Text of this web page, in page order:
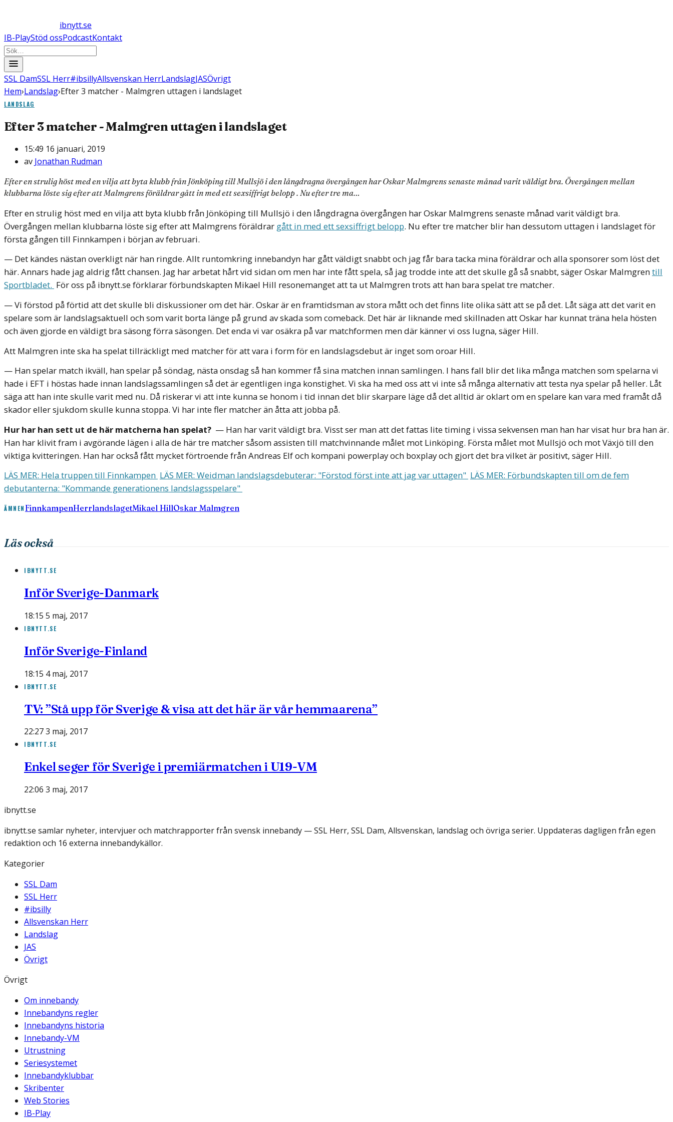
ibnytt.se
IB-PlayStöd ossPodcastKontakt
SSL DamSSL Herr#ibsillyAllsvenskan HerrLandslagJASÖvrigt
Hem›Landslag›Efter 3 matcher - Malmgren uttagen i landslaget
LANDSLAG
Efter 3 matcher - Malmgren uttagen i landslaget
15:49 16 januari, 2019
av Jonathan Rudman
Efter en strulig höst med en vilja att byta klubb från Jönköping till Mullsjö i den långdragna övergången har Oskar Malmgrens senaste månad varit väldigt bra. Övergången mellan
klubbarna löste sig efter att Malmgrens föräldrar gått in med ett sexsiffrigt belopp . Nu efter tre ma…
Efter en strulig höst med en vilja att byta klubb från Jönköping till Mullsjö i den långdragna övergången har Oskar Malmgrens senaste månad varit väldigt bra.
Övergången mellan klubbarna löste sig efter att Malmgrens föräldrar gått in med ett sexsiffrigt belopp. Nu efter tre matcher blir han dessutom uttagen i landslaget för
första gången till Finnkampen i början av februari.
— Det kändes nästan overkligt när han ringde. Allt runtomkring innebandyn har gått väldigt snabbt och jag får bara tacka mina föräldrar och alla sponsorer som löst det
här. Annars hade jag aldrig fått chansen. Jag har arbetat hårt vid sidan om men har inte fått spela, så jag trodde inte att det skulle gå så snabbt, säger Oskar Malmgrentill
Sportbladet. För oss på ibnytt.se förklarar förbundskapten Mikael Hill resonemanget att ta ut Malmgren trots att han bara spelat tre matcher.
— Vi förstod på förtid att det skulle bli diskussioner om det här. Oskar är en framtidsman av stora mått och det finns lite olika sätt att se på det. Låt säga att det varit en
spelare som är landslagsaktuell och som varit borta länge på grund av skada som comeback. Det här är liknande med skillnaden att Oskar har kunnat träna hela hösten
och även gjorde en väldigt bra säsong förra säsongen. Det enda vi var osäkra på var matchformen men där känner vi oss lugna, säger Hill.
Att Malmgren inte ska ha spelat tillräckligt med matcher för att vara i form för en landslagsdebut är inget som oroar Hill.
— Han spelar match ikväll, han spelar på söndag, nästa onsdag så han kommer få sina matchen innan samlingen. I hans fall blir det lika många matchen som spelarna vi
hade i EFT i höstas hade innan landslagssamlingen så det är egentligen inga konstighet. Vi ska ha med oss att vi inte så många alternativ att testa nya spelar på heller. Låt
säga att han inte skulle varit med nu. Då riskerar vi att inte kunna se honom i tid innan det blir skarpare läge då det alltid är oklart om en spelare kan vara med framåt då
skador eller sjukdom skulle kunna stoppa. Vi har inte fler matcher än åtta att jobba på.
Hur har han sett ut de här matcherna han spelat? — Han har varit väldigt bra. Visst ser man att det fattas lite timing i vissa sekvensen man han har visat hur bra han är.
Han har klivit fram i avgörande lägen i alla de här tre matcher såsom assisten till matchvinnande målet mot Linköping. Första målet mot Mullsjö och mot Växjö till den
viktiga kvitteringen. Han har också fått mycket förtroende från Andreas Elf och kompani powerplay och boxplay och gjort det bra vilket är positivt, säger Hill.
LÄS MER: Hela truppen till Finnkampen LÄS MER: Weidman landslagsdebuterar: "Förstod först inte att jag var uttagen" LÄS MER: Förbundskapten till om de fem
debutanterna: "Kommande generationens landslagsspelare"
ÄMNEN FinnkampenHerrlandslagetMikael HillOskar Malmgren
Läs också
IBNYTT.SE
Inför Sverige-Danmark
18:15 5 maj, 2017
IBNYTT.SE
Inför Sverige-Finland
18:15 4 maj, 2017
IBNYTT.SE
TV: ”Stå upp för Sverige & visa att det här är vår hemmaarena”
22:27 3 maj, 2017
IBNYTT.SE
Enkel seger för Sverige i premiärmatchen i U19-VM
22:06 3 maj, 2017
ibnytt.se
ibnytt.se samlar nyheter, intervjuer och matchrapporter från svensk innebandy — SSL Herr, SSL Dam, Allsvenskan, landslag och övriga serier. Uppdateras dagligen från egen
redaktion och 16 externa innebandykällor.
Kategorier
SSL Dam
SSL Herr
#ibsilly
Allsvenskan Herr
Landslag
JAS
Övrigt
Övrigt
Om innebandy
Innebandyns regler
Innebandyns historia
Innebandy-VM
Utrustning
Seriesystemet
Innebandyklubbar
Skribenter
Web Stories
IB-Play